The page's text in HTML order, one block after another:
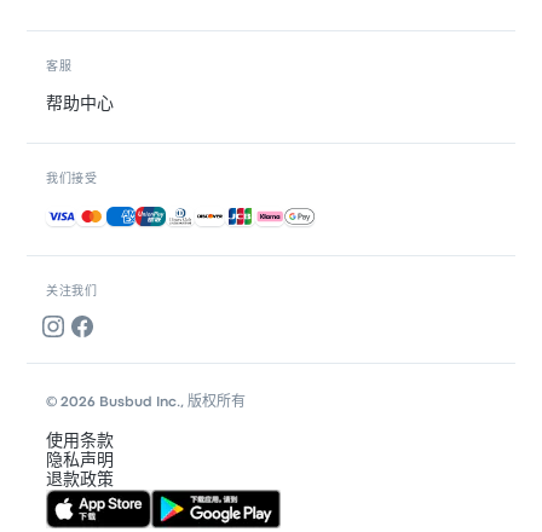
关注我们
客服
帮助中心
我们接受
接受的付款方式
© 2026 Busbud Inc., 版权所有
使用条款
隐私声明
退款政策